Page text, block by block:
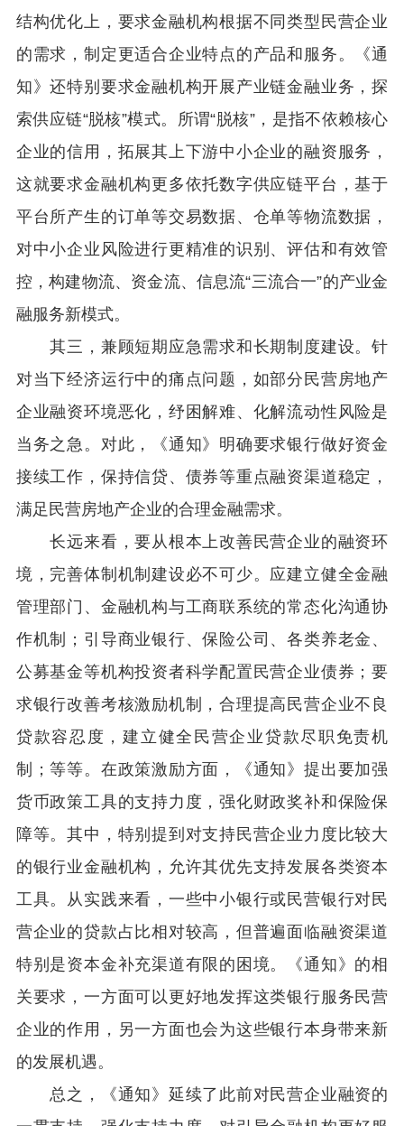
结构优化上，要求金融机构根据不同类型民营企业
的需求，制定更适合企业特点的产品和服务。《通
知》还特别要求金融机构开展产业链金融业务，探
索供应链“脱核”模式。所谓“脱核”，是指不依赖核心
企业的信用，拓展其上下游中小企业的融资服务，
这就要求金融机构更多依托数字供应链平台，基于
平台所产生的订单等交易数据、仓单等物流数据，
对中小企业风险进行更精准的识别、评估和有效管
控，构建物流、资金流、信息流“三流合一”的产业金
融服务新模式。
其三，兼顾短期应急需求和长期制度建设。针
对当下经济运行中的痛点问题，如部分民营房地产
企业融资环境恶化，纾困解难、化解流动性风险是
当务之急。对此，《通知》明确要求银行做好资金
接续工作，保持信贷、债券等重点融资渠道稳定，
满足民营房地产企业的合理金融需求。
长远来看，要从根本上改善民营企业的融资环
境，完善体制机制建设必不可少。应建立健全金融
管理部门、金融机构与工商联系统的常态化沟通协
作机制；引导商业银行、保险公司、各类养老金、
公募基金等机构投资者科学配置民营企业债券；要
求银行改善考核激励机制，合理提高民营企业不良
贷款容忍度，建立健全民营企业贷款尽职免责机
制；等等。在政策激励方面，《通知》提出要加强
货币政策工具的支持力度，强化财政奖补和保险保
障等。其中，特别提到对支持民营企业力度比较大
的银行业金融机构，允许其优先支持发展各类资本
工具。从实践来看，一些中小银行或民营银行对民
营企业的贷款占比相对较高，但普遍面临融资渠道
特别是资本金补充渠道有限的困境。《通知》的相
关要求，一方面可以更好地发挥这类银行服务民营
企业的作用，另一方面也会为这些银行本身带来新
的发展机遇。
总之，《通知》延续了此前对民营企业融资的